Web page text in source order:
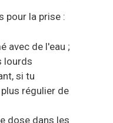
pour la prise :
avec de l'eau ;
lourds
si tu
régulier de
dose dans les